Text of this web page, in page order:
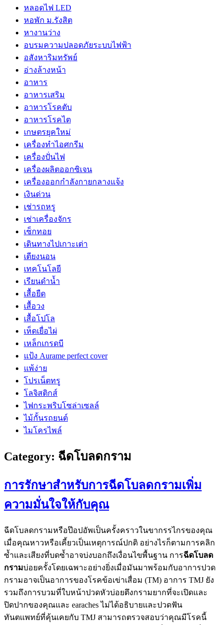
หลอดไฟ LED
หอพัก ม.รังสิต
หางานว่าง
อบรมความปลอดภัยระบบไฟฟ้า
อสังหาริมทรัพย์
อ่างล้างหน้า
อาหาร
อาหารเสริม
อาหารโรคตับ
อาหารโรคไต
เกษตรยุคใหม่
เครื่องทำไอศกรีม
เครื่องปั่นไฟ
เครื่องผลิตออกซิเจน
เครื่องออกกำลังกายกลางแจ้ง
เงินด่วน
เช่ารถหรู
เช่าเครื่องจักร
เซ็กทอย
เดินทางไปเกาะเต่า
เตียงนอน
เทคโนโลยี
เรียนดำน้ำ
เสื้อยืด
เสื้อวง
เสื้อโปโล
เห็ดเยื่อไผ่
เหล็กเกรดบี
แป้ง Aurame perfect cover
แพ้ง่าย
โปรเน็ตทรู
โลจิสติกส์
ไฟกระพริบโซล่าเซลล์
ไม้กั้นรถยนต์
ไมโครไพล์
Category: ฉีดโบลดกราม
การรักษาสำหรับการฉีดโบลดกรามเพิ่ม
ความมั่นใจให้กับคุณ
ฉีดโบลดกรามหรือป๊อปอัพเป็นครั้งคราวในขากรรไกรของคุณ
เมื่อคุณหาวหรือเคี้ยวเป็นเหตุการณ์ปกติ อย่างไรก็ตามการคลิก
ซ้ำและเสียงที่บดซ้ำอาจบ่งบอกถึงเงื่อนไขพื้นฐาน การฉีดโบลด
กรามบ่อยครั้งโดยเฉพาะอย่างยิ่งเมื่อมันมาพร้อมกับอาการปวด
กรามอาจเป็นอาการของโรคข้อเข่าเสื่อม (TM) อาการ TMJ ยัง
รวมถึงการบวมที่ใบหน้าปวดหัวบ่อยตึงกรามยากที่จะเปิดและ
ปิดปากของคุณและ earaches ไม่ได้อธิบายและปวดฟัน
ทันตแพทย์ที่คุ้นเคยกับ TMJ สามารถตรวจสอบว่าคุณมีโรคนี้